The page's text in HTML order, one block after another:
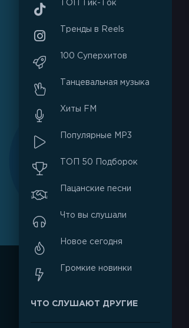
ТОП Тик-Ток
Тренды в Reels
100 Суперхитов
Танцевальная музыка
Хиты FM
Популярные MP3
ТОП 50 Подборок
Пацанские песни
Что вы слушали
Новое сегодня
Громкие новинки
ЧТО СЛУШАЮТ ДРУГИЕ